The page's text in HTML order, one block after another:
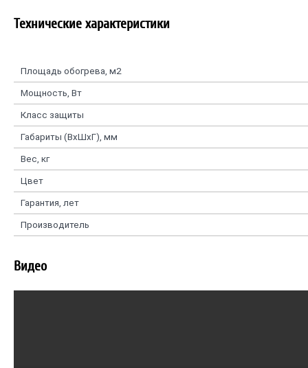
Технические характеристики
Площадь обогрева, м2
Мощность, Вт
Класс защиты
Габариты (ВхШхГ), мм
Вес, кг
Цвет
Гарантия, лет
Производитель
Видео